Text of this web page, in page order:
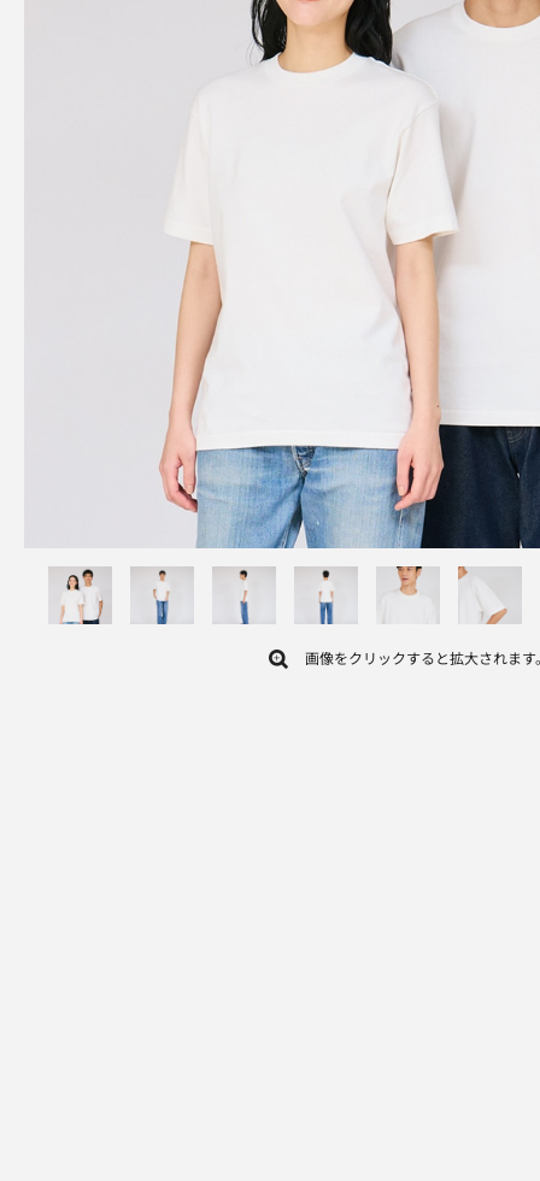
画像をクリックすると拡大されます